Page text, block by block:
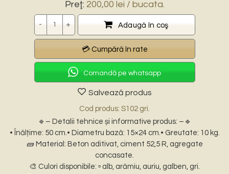
Preţ: 200,00 lei / bucata.
Adaugă în coş
Comandă pe whatsapp
Salvează produs
Cod produs: S102 gri.
🔹– Detalii tehnice și informative produs: –🔹
• Înălțime: 50 cm.• Diametru bază: 15×24 cm.• Greutate: 10 kg.
🧱 Material: Beton aditivat, ciment 52,5 R, agregate
concasate.
🎨 Culori disponibile: ▫️ alb, arămiu, auriu, galben, gri.